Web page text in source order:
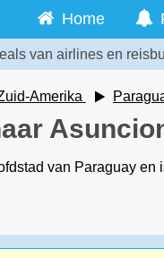
Home
van airlines en
Amerika
van Paraguay en